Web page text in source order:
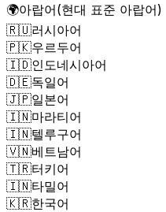
🌍아랍어(현대 표준 아랍어)
🇷🇺러시아어
🇵🇰우르두어
🇮🇩인도네시아어
🇩🇪독일어
🇯🇵일본어
🇮🇳마라티어
🇮🇳텔루구어
🇻🇳베트남어
🇹🇷터키어
🇮🇳타밀어
🇰🇷한국어